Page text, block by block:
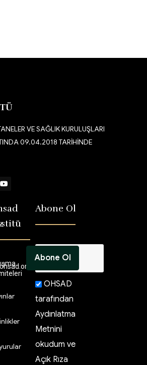
VE SAĞLIK KURULUŞLARI
09.04.2018 TARİHİNDE
Abone Ol
OHSAD
tarafından
Aydınlatma
Metnini
okudum ve
Açık Rıza